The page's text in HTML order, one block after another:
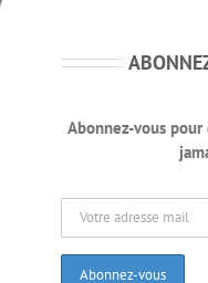
droits humains et
moment, la
n’ont jugé bon de se
Ils n’ont jamais eu le
à l’ONU, ne serait-ce
commis par les
Abonnez-vous